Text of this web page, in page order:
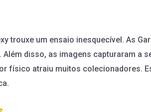
trouxe um ensaio inesquecível. As
disso, as imagens capturaram a
físico atraiu muitos colecionadores.